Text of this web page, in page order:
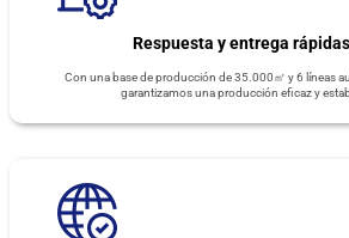
Respuesta y entrega rápidas
Con una base de producción de 35.000㎡ y 6 líneas
garantizamos una producción eficaz y